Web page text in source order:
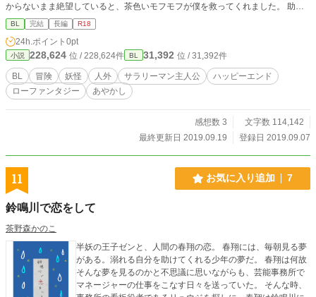
からないまま絶望していると、茶色いモフモフが僕を救ってくれました。 助か
ったんだって喜んだのもつかの間、僕の命はあと七日だと宣告されました。 僕
が生きながらえるには、不老不死の霊力をもつ果実が必要らしくて――！！ そ
んなの知らないし、どこにあるって言うんですか！？！？ 全く頭がついていか
ないけど、八日目の朝日を見る為に……僕は果実を探す冒険に出発します！！！
平凡を極めたサラリーマン（２５）の雨の日妖怪アドベンチャーです。 よろし
くお願いします。
BL 完結 長編 R18
24h.ポイント 0pt
小説 228,624 位 / 228,624件 BL 31,392 位 / 31,392件
BL 冒険 妖怪 人外 サラリーマン主人公
ハッピーエンド
ローファンタジー
あやかし
感想数 3
文字数 114,142
最終更新日 2019.09.19
登録日 2019.09.07
11 お気に入り追加 7
鈴鳴川で恋をして
茶野森かのこ
半妖の王子ゼンと、人間の春翔の恋。 春翔には、毎朝見る夢
がある。溺れる自分を助けてくれる少年の夢だ。 春翔は何故
そんな夢を見るのかと不思議に思いながらも、芸能事務所で
マネージャーの仕事をこなす日々を送っていた。 そんな時、